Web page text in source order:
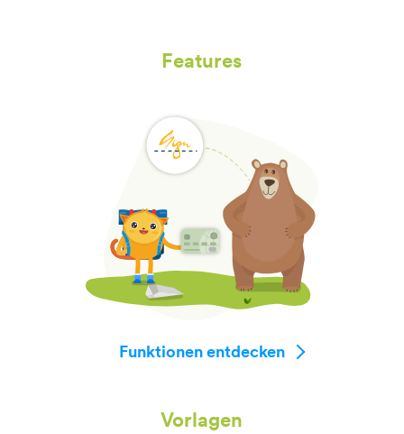
Features
Funktionen entdecken
Vorlagen